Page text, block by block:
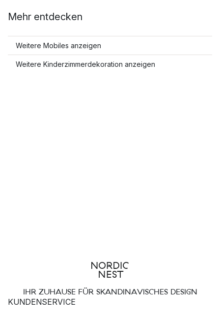
Mehr entdecken
Weitere Mobiles anzeigen
Weitere Kinderzimmerdekoration anzeigen
IHR ZUHAUSE FÜR SKANDINAVISCHES DESIGN
KUNDENSERVICE